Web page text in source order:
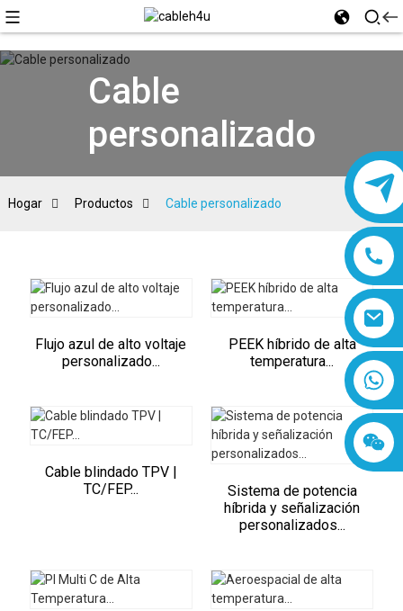
8618019377761
Cable
personalizado
Hogar Productos Cable personalizado
Flujo azul de alto voltaje
personalizado...
PEEK híbrido de alta
temperatura...
Cable blindado TPV |
TC/FEP...
Sistema de potencia
híbrida y señalización
personalizados...